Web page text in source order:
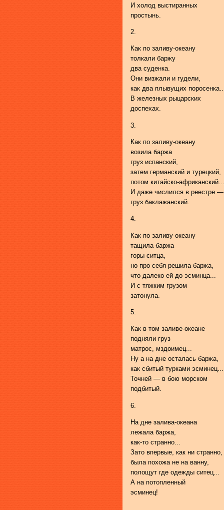
И холод выстиранных
простынь.
2.
Как по заливу-океану
толкали баржу
два суденка.
Они визжали и гудели,
как два плывущих
В железных рыцарских
доспехах.
3.
Как по заливу-океану
возила баржа
груз испанский,
затем германский и турецкий,
потом китайско-африканский...
И даже числился в реестре —
груз баклажанский.
4.
Как по заливу-океану
тащила баржа
горы ситца,
но про себя решила баржа,
что далеко ей до эсминца...
И с тяжким грузом
затонула.
5.
Как в том заливе-океане
подняли груз
матрос, мздоимец...
Ну а на дне осталась баржа,
как сбитый турками эсминец...
Точней — в бою морском
подбитый.
6.
На дне залива-океана
лежала баржа,
как-то странно...
Зато впервые, как ни странно,
была похожа не на ванну,
полощут где одежды ситец...
А на потопленный
эсминец!